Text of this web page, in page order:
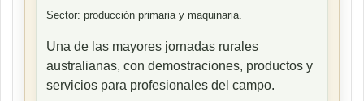
Sector: producción primaria y maquinaria.
Una de las mayores jornadas rurales
australianas, con demostraciones, productos y
servicios para profesionales del campo.